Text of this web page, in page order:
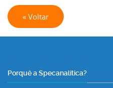
« Voltar
Porquê a Specanalítica?